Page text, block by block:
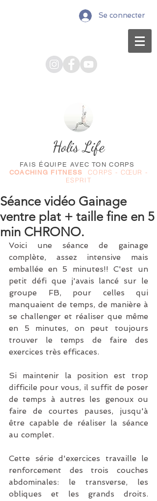
Se connecter
Holis Life
FAIS ÉQUIPE AVEC TON CORPS
COACHING FITNESS
CORPS - CŒUR -
ESPRIT
Séance vidéo Gainage
ventre plat + taille fine en 5
min CHRONO.
Voici une séance de gainage
complète, assez intensive mais
emballée en 5 minutes!! C'est un
petit défi que j'avais lancé sur le
groupe FB, pour celles qui
manquaient de temps, de manière à
se challenger et réaliser que même
en 5 minutes, on peut toujours
trouver le temps de faire des
exercices très efficaces.
Si maintenir la position est trop
difficile pour vous, il suffit de poser
de temps à autres les genoux ou
faire de courtes pauses, jusqu'à
être capable de réaliser la séance
au complet.
Cette série d'exercices travaille le
renforcement des trois couches
abdominales: le transverse, les
obliques et les grands droits.